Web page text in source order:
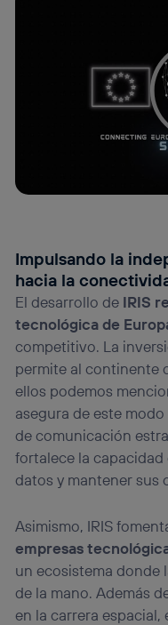
Impulsando la
hacia la
El desarrollo de IRIS
tecnológica de
competitivo. La
permite al continente
ellos podemos
asegura de este
de comunicación
fortalece la
datos y mantener sus
Asimismo, IRIS
empresas
un ecosistema donde
de la mano. Además
en la carrera espacial,
“Administrar Utiq” en
portal de
(“consenthub”). Para
política de